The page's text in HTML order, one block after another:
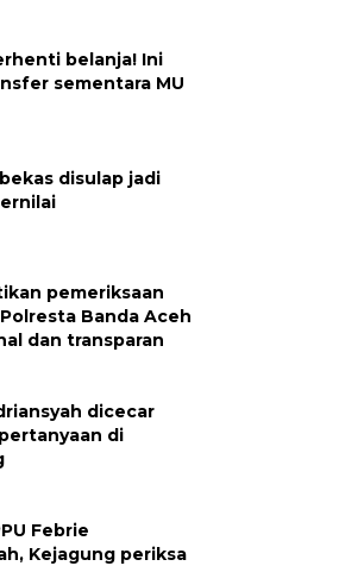
belanja! Ini
sementara MU
disulap jadi
pemeriksaan
Banda Aceh
dan transparan
dicecar
di
Febrie
Kejagung periksa